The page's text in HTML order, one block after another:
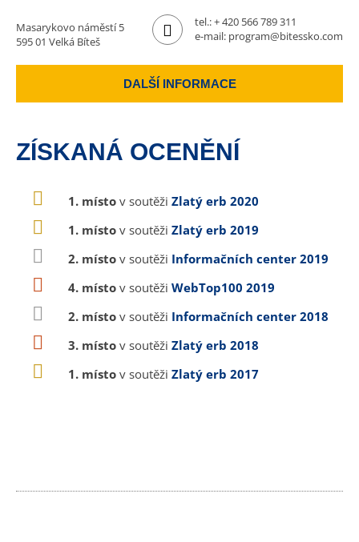
Masarykovo náměstí 5
595 01 Velká Bíteš
tel.:+ 420 566 789 311
e-mail: program@bitessko.com
DALŠÍ INFORMACE
ZÍSKANÁ OCENĚNÍ
1. místo v soutěži Zlatý erb 2020
1. místo v soutěži Zlatý erb 2019
2. místo v soutěži Informačních center 2019
4. místo v soutěži WebTop100 2019
2. místo v soutěži Informačních center 2018
3. místo v soutěži Zlatý erb 2018
1. místo v soutěži Zlatý erb 2017